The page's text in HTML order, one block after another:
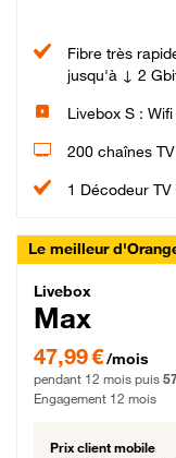
Fibre très
jusqu'à ↓ 2
Livebox S :
200 chaînes
1 Décodeur TV
Le meilleur
Livebox
Livebox
Max
47,99 € par mois
47,99 €/mois
pendant 12 mois puis
Engagement 12 mois
Prix client mobile